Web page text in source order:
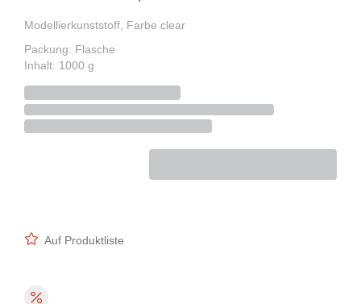
Modellierkunststoff, Farbe clear
Packung: Flasche
Inhalt: 1000 g
Auf Produktliste